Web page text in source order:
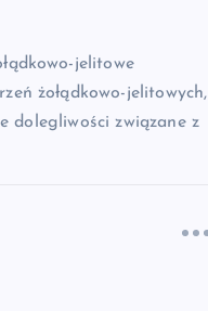
jelitowe
żołądkowo-jelitowych,
dolegliwości związane z